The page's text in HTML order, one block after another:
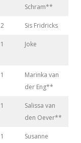
Schram**
2 Sis Fridricks
1 Joke
1
Marinka van
der Eng**
1
Salissa van
den Oever**
1
Susanne